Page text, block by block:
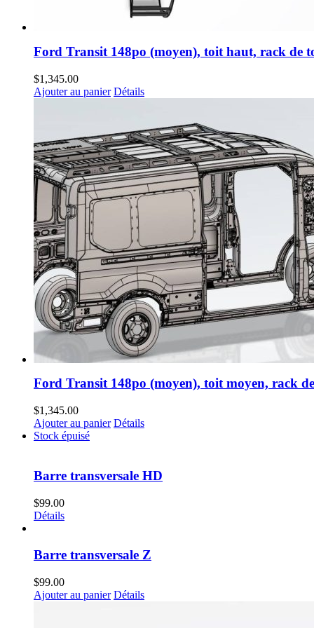
Ford Transit 148po (moyen), toit haut, rack de
$1,345.00
Ajouter au panier Détails
Ford Transit 148po (moyen), toit moyen, rack
$1,345.00
Ajouter au panier Détails
Stock épuisé
Barre transversale HD
$99.00
Détails
Barre transversale Z
$99.00
Ajouter au panier Détails